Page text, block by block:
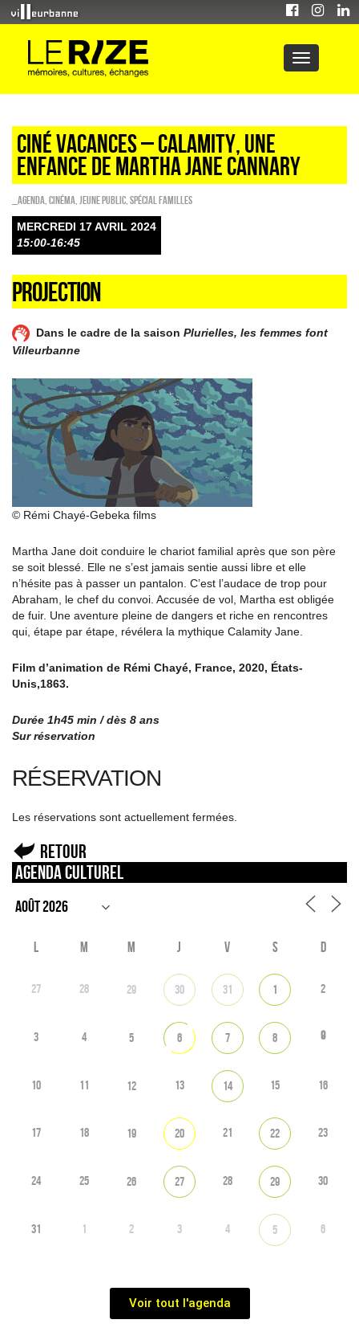
CINÉ VACANCES – CALAMITY, UNE
ENFANCE DE MARTHA JANE CANNARY
_Agenda Cinéma Jeune public Spécial familles
MERCREDI 17 AVRIL 2024
15:00-16:45
PROJECTION
Dans le cadre de la saison Plurielles, les femmes font
Villeurbanne
© Rémi Chayé-Gebeka films
Martha Jane doit conduire le chariot familial après que son père
se soit blessé. Elle ne s’est jamais sentie aussi libre et elle
n’hésite pas à passer un pantalon. C’est l’audace de trop pour
Abraham, le chef du convoi. Accusée de vol, Martha est obligée
de fuir. Une aventure pleine de dangers et riche en rencontres
qui, étape par étape, révélera la mythique Calamity Jane.
Film d’animation de Rémi Chayé, France, 2020, États-
Unis,1863.
Durée 1h45 min / dès 8 ans
Sur réservation
RÉSERVATION
Les réservations sont actuellement fermées.
Retour
Agenda culturel
L M M J V S D
27 28 29 30 31 1 2
3 4 5 6 7 8 9
10 11 12 13 14 15 16
17 18 19 20 21 22 23
24 25 26 27 28 29 30
31 1 2 3 4 5 6
Voir tout l'agenda